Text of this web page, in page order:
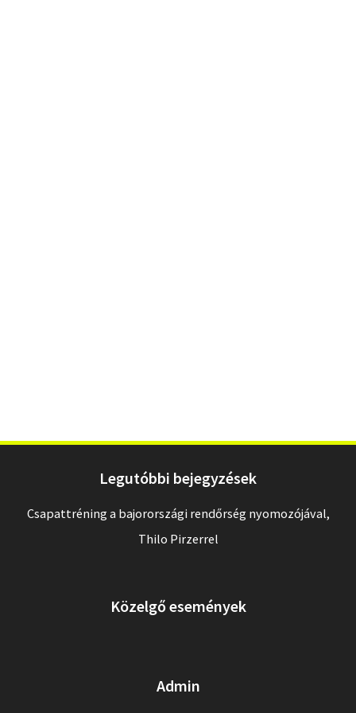
Legutóbbi bejegyzések
Csapattréning a bajorországi rendőrség nyomozójával,
Thilo Pirzerrel
Közelgő események
Admin